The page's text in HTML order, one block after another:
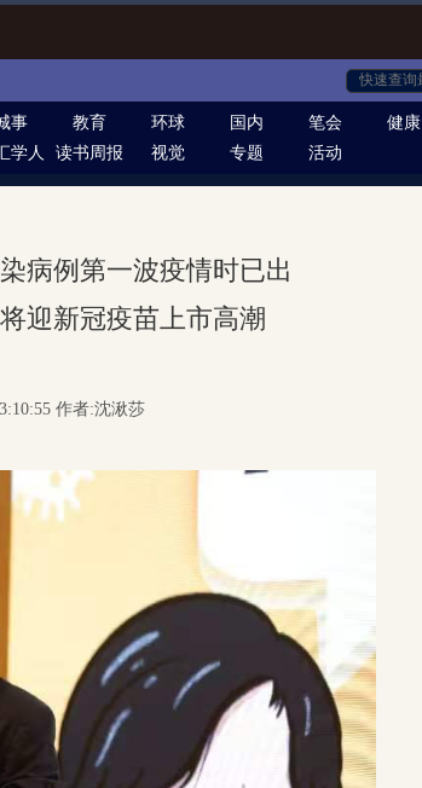
事 教育 环球 国内 笔会
健康
学人 读书周报 视觉 专题 活动
病例第一波疫情时已出
迎新冠疫苗上市高潮
作者:沈湫莎